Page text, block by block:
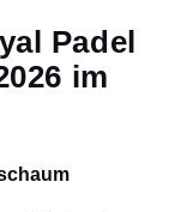
Padel
im